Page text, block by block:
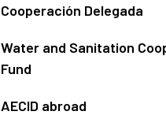
Cooperación Delegada
Water and Sanitation
Fund
AECID abroad